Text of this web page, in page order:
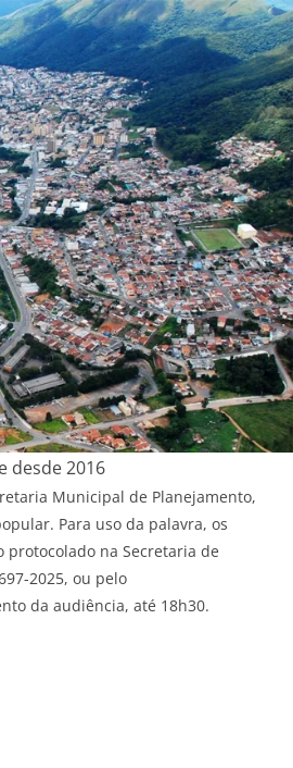
desde 2016
Municipal de Planejamento,
Para uso da palavra, os
na Secretaria de
2025, ou pelo
da audiência, até 18h30.